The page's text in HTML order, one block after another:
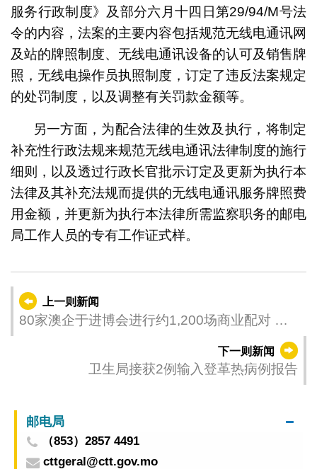
服务行政制度》及部分六月十四日第29/94/M号法
令的内容，法案的主要内容包括规范无线电通讯网
及站的牌照制度、无线电通讯设备的认可及销售牌
照，无线电操作员执照制度，订定了违反法案规定
的处罚制度，以及调整有关罚款金额等。
另一方面，为配合法律的生效及执行，将制定
补充性行政法规来规范无线电通讯法律制度的施行
细则，以及透过行政长官批示订定及更新为执行本
法律及其补充法规而提供的无线电通讯服务牌照费
用金额，并更新为执行本法律所需监察职务的邮电
局工作人员的专有工作证式样。
上一则新闻
80家澳企于进博会进行约1,200场商业配对 指
下一则新闻
卫生局接获2例输入登革热病例报告
邮电局
（853）2857 4491
cttgeral@ctt.gov.mo